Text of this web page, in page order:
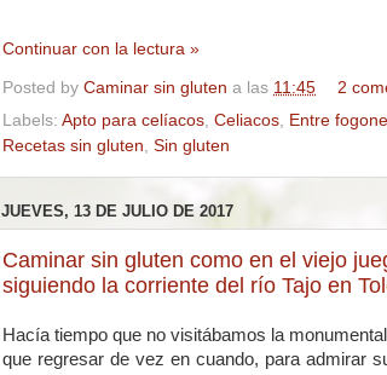
Continuar con la lectura »
Posted by Caminar sin gluten a las 11:45
2
Labels: Apto para celíacos, Celiacos, Entre
Recetas sin gluten, Sin gluten
JUEVES, 13 DE JULIO DE 2017
Caminar sin gluten como en el viejo
siguiendo la corriente del río Tajo en
Hacía tiempo que no visitábamos la
que regresar de vez en cuando, para admirar